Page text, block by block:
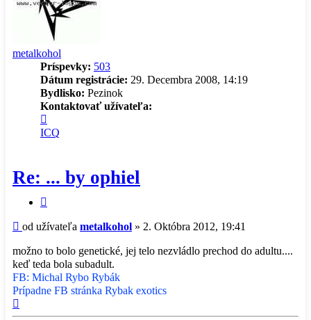
metalkohol
Príspevky: 503
Dátum registrácie: 29. Decembra 2008, 14:19
Bydlisko: Pezinok
Kontaktovať užívateľa:
informácie
metalkohol
ICQ
Re: ... by ophiel
Príspevok
od užívateľa metalkohol » 2. Októbra 2012, 19:41
možno to bolo genetické, jej telo nezvládlo prechod do adultu....
keď teda bola subadult.
FB: Michal Rybo Rybák
Prípadne FB stránka Rybak exotics